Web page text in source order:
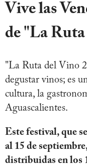
Vive las
de "La
"La Ruta del Vino
degustar vinos; es
cultura, la
Aguascalientes.
Este festival, que
al 15 de
distribuidas en los